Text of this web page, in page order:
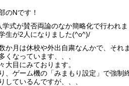
のNです！
式が賛否両論のなか簡略化で行われま
生が2人になりました(^o^)/
か月は休校や外出自粛なんかで、それ
くなっています、、、
大目にみております。
、ゲーム機の「みまもり設定」で強制
しているんですが、、、